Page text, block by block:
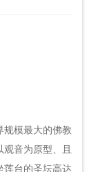
规模最大的佛教
音为原型、且
莲台的圣坛高达